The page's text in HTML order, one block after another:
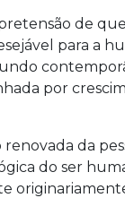
de
para a
por
da
do ser